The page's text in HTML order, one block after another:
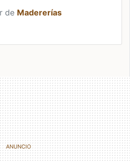
de Madererías